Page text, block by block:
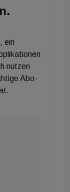
ein
nutzen
Abo-